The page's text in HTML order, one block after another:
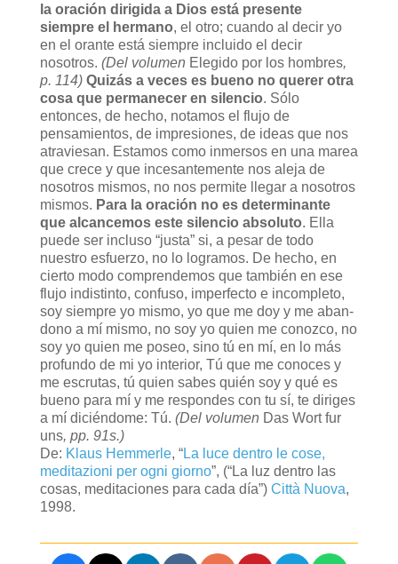
la oración dirigida a Dios está presente
siempre el hermano, el otro; cuando al decir yo
en el orante está siempre incluido el decir
nosotros. (Del volumen Elegido por los hombres,
p. 114) Quizás a veces es bueno no querer otra
cosa que permanecer en silencio. Sólo
entonces, de hecho, notamos el flujo de
pensamientos, de impresiones, de ideas que nos
atraviesan. Estamos como inmersos en una marea
que crece y que incesantemente nos aleja de
nosotros mismos, no nos permite llegar a nosotros
mismos. Para la oración no es determinante
que alcancemos este silencio absoluto. Ella
puede ser incluso “justa” si, a pesar de todo
nuestro esfuerzo, no lo logramos. De hecho, en
cierto modo comprendemos que también en ese
flujo indistinto, confuso, imperfecto e incompleto,
soy siempre yo mismo, yo que me doy y me aban-
dono a mí mismo, no soy yo quien me conozco, no
soy yo quien me poseo, sino tú en mí, en lo más
profundo de mi yo interior, Tú que me conoces y
me escrutas, tú quien sabes quién soy y qué es
bueno para mí y me respondes con tu sí, te diriges
a mí diciéndome: Tú. (Del volumen Das Wort fur
uns, pp. 91s.)
De: Klaus Hemmerle, “La luce dentro le cose,
meditazioni per ogni giorno”, (“La luz dentro las
cosas, meditaciones para cada día”) Città Nuova,
1998.